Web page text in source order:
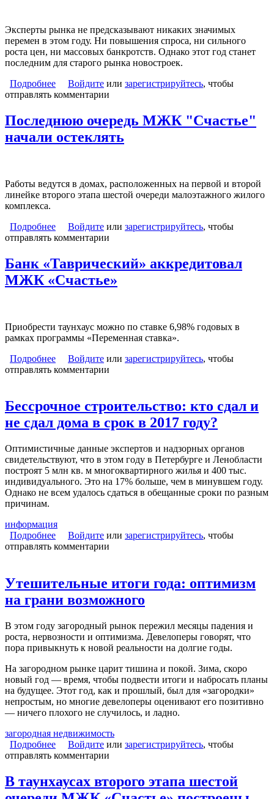
Эксперты рынка не предсказывают никаких значимых
перемен в этом году. Ни повышения спроса, ни сильного
роста цен, ни массовых банкротств. Однако этот год станет
последним для старого рынка новостроек.
Подробнее о Что ждет рынок в 2018 году: рекордные объемы,
рост цен или стагнация
Войдите или зарегистрируйтесь, чтобы
отправлять комментарии
Последнюю очередь МЖК "Счастье"
начали остеклять
Работы ведутся в домах, расположенных на первой и второй
линейке второго этапа шестой очереди малоэтажного жилого
комплекса.
Подробнее о Последнюю очередь МЖК "Счастье" начали
остеклять
Войдите или зарегистрируйтесь, чтобы
отправлять комментарии
Банк «Таврический» аккредитовал
МЖК «Счастье»
Приобрести таунхаус можно по ставке 6,98% годовых в
рамках программы «Переменная ставка».
Подробнее о Банк «Таврический» аккредитовал МЖК
«Счастье»
Войдите или зарегистрируйтесь, чтобы
отправлять комментарии
Бессрочное строительство: кто сдал и
не сдал дома в срок в 2017 году?
Оптимистичные данные экспертов и надзорных органов
свидетельствуют, что в этом году в Петербурге и Ленобласти
построят 5 млн кв. м многоквартирного жилья и 400 тыс.
индивидуального. Это на 17% больше, чем в минувшем году.
Однако не всем удалось сдаться в обещанные сроки по разным
причинам.
информация
Подробнее о Бессрочное строительство: кто сдал и не сдал
дома в срок в 2017 году?
Войдите или зарегистрируйтесь, чтобы
отправлять комментарии
Утешительные итоги года: оптимизм
на грани возможного
В этом году загородный рынок пережил месяцы падения и
роста, нервозности и оптимизма. Девелоперы говорят, что
пора привыкнуть к новой реальности на долгие годы.
На загородном рынке царит тишина и покой. Зима, скоро
новый год — время, чтобы подвести итоги и набросать планы
на будущее. Этот год, как и прошлый, был для «загородки»
непростым, но многие девелоперы оценивают его позитивно
— ничего плохого не случилось, и ладно.
загородная недвижимость
Подробнее о Утешительные итоги года: оптимизм на грани
возможного
Войдите или зарегистрируйтесь, чтобы
отправлять комментарии
В таунхаусах второго этапа шестой